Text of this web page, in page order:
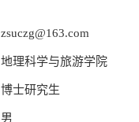
zsuczg@163.com
地理科学与旅游学院
博士研究生
男